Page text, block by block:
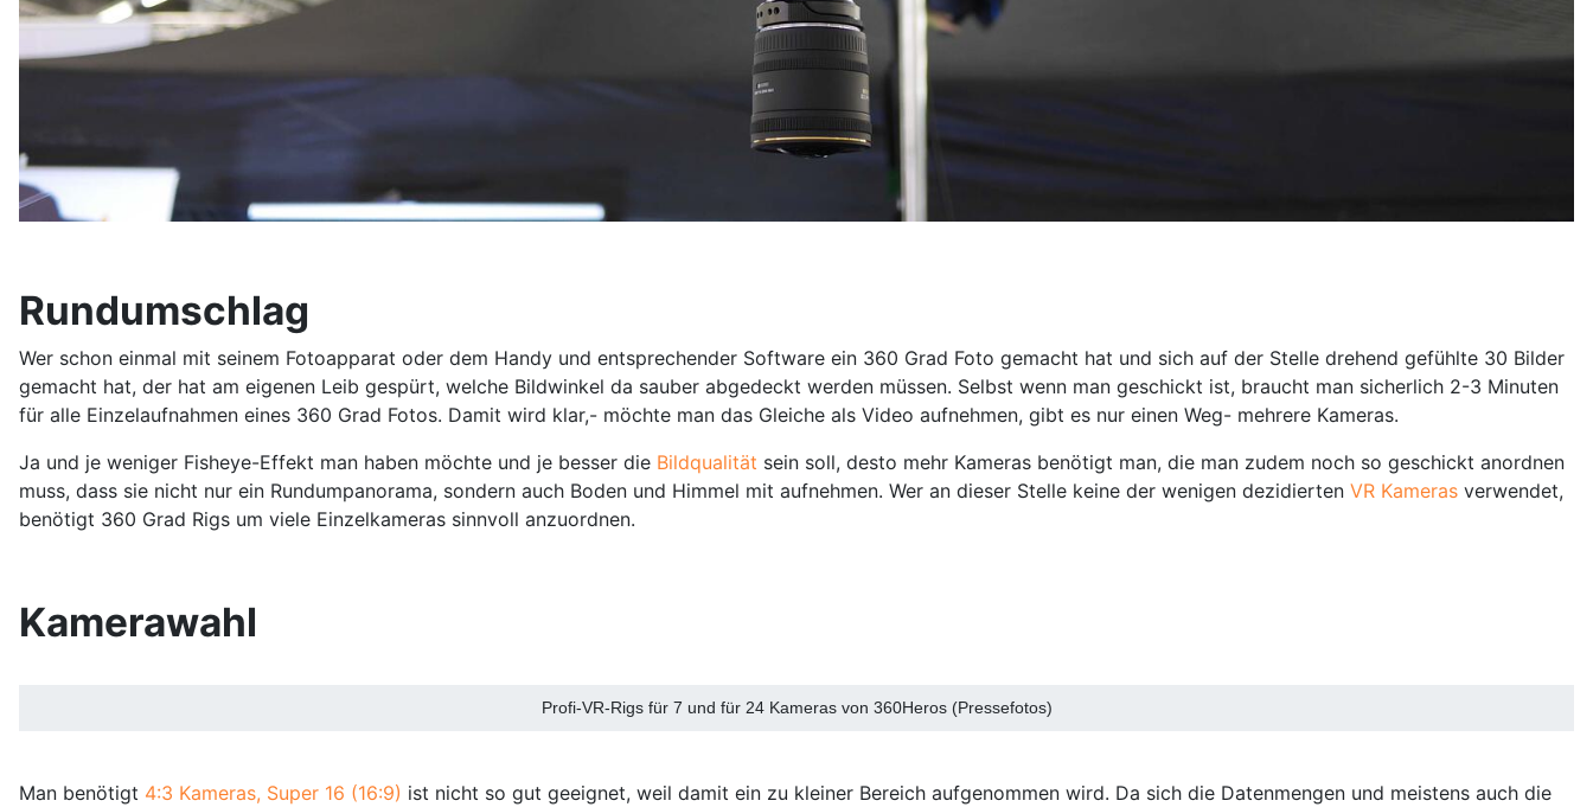
Rundumschlag
Wer schon einmal mit seinem Fotoapparat oder dem Handy und entsprechender Software ein 360 Grad Foto gemacht hat und sich auf der Stelle drehend gefühlte 30 Bilder
gemacht hat, der hat am eigenen Leib gespürt, welche Bildwinkel da sauber abgedeckt werden müssen. Selbst wenn man geschickt ist, braucht man sicherlich 2-3 Minuten
für alle Einzelaufnahmen eines 360 Grad Fotos. Damit wird klar,- möchte man das Gleiche als Video aufnehmen, gibt es nur einen Weg- mehrere Kameras.
Ja und je weniger Fisheye-Effekt man haben möchte und je besser die Bildqualität sein soll, desto mehr Kameras benötigt man, die man zudem noch so geschickt anordnen
muss, dass sie nicht nur ein Rundumpanorama, sondern auch Boden und Himmel mit aufnehmen. Wer an dieser Stelle keine der wenigen dezidierten VR Kameras verwendet,
benötigt 360 Grad Rigs um viele Einzelkameras sinnvoll anzuordnen.
Kamerawahl
Profi-VR-Rigs für 7 und für 24 Kameras von 360Heros (Pressefotos)
Man benötigt 4:3 Kameras, Super 16 (16:9) ist nicht so gut geeignet, weil damit ein zu kleiner Bereich aufgenommen wird. Da sich die Datenmengen und meistens auch die